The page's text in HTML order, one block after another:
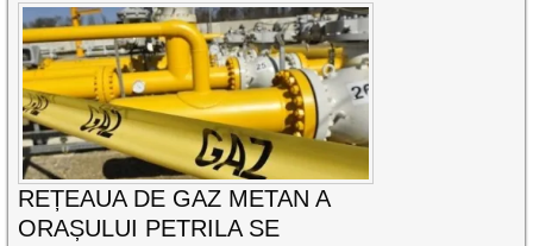
REȚEAUA DE GAZ METAN A
ORAȘULUI PETRILA SE